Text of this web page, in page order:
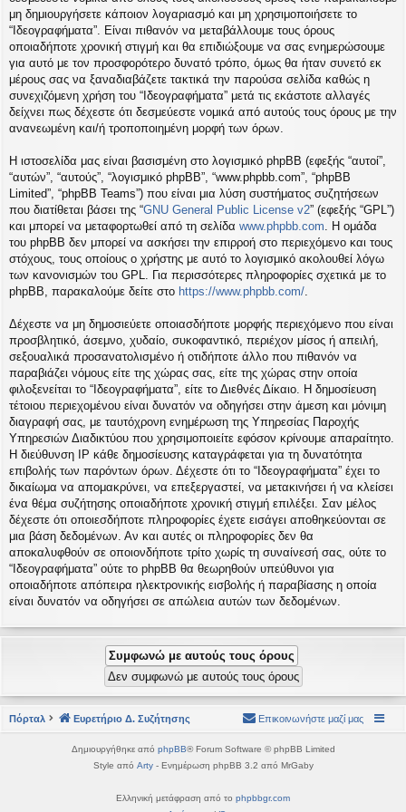
εις
μη δημιουργήσετε κάποιον λογαριασμό και μη χρησιμοποιήσετε το
“Ιδεογραφήματα”. Είναι πιθανόν να μεταβάλλουμε τους όρους
οποιαδήποτε χρονική στιγμή και θα επιδιώξουμε να σας ενημερώσουμε
για αυτό με τον προσφορότερο δυνατό τρόπο, όμως θα ήταν συνετό εκ
μέρους σας να ξαναδιαβάζετε τακτικά την παρούσα σελίδα καθώς η
συνεχιζόμενη χρήση του “Ιδεογραφήματα” μετά τις εκάστοτε αλλαγές
δείχνει πως δέχεστε ότι δεσμεύεστε νομικά από αυτούς τους όρους με την
ανανεωμένη και/ή τροποποιημένη μορφή των όρων.
Η ιστοσελίδα μας είναι βασισμένη στο λογισμικό phpBB (εφεξής “αυτοί”,
“αυτών”, “αυτούς”, “λογισμικό phpBB”, “www.phpbb.com”, “phpBB
Limited”, “phpBB Teams”) που είναι μια λύση συστήματος συζητήσεων
που διατίθεται βάσει της “GNU General Public License v2” (εφεξής “GPL”)
και μπορεί να μεταφορτωθεί από τη σελίδα www.phpbb.com . Η ομάδα
του phpBB δεν μπορεί να ασκήσει την επιρροή στο περιεχόμενο και τους
στόχους, τους οποίους ο χρήστης με αυτό το λογισμικό ακολουθεί λόγω
των κανονισμών του GPL. Για περισσότερες πληροφορίες σχετικά με το
phpBB, παρακαλούμε δείτε στο https://www.phpbb.com/
Δέχεστε να μη δημοσιεύετε οποιασδήποτε μορφής περιεχόμενο που είναι
προσβλητικό, άσεμνο, χυδαίο, συκοφαντικό, περιέχον μίσος ή απειλή,
σεξουαλικά προσανατολισμένο ή οτιδήποτε άλλο που πιθανόν να
παραβιάζει νόμους είτε της χώρας σας, είτε της χώρας στην οποία
φιλοξενείται το “Ιδεογραφήματα”, είτε το Διεθνές Δίκαιο. Η δημοσίευση
τέτοιου περιεχομένου είναι δυνατόν να οδηγήσει στην άμεση και μόνιμη
διαγραφή σας, με ταυτόχρονη ενημέρωση της Υπηρεσίας Παροχής
Υπηρεσιών Διαδικτύου που χρησιμοποιείτε εφόσον κρίνουμε απαραίτητο.
Η διεύθυνση IP κάθε δημοσίευσης καταγράφεται για τη δυνατότητα
επιβολής των παρόντων όρων. Δέχεστε ότι το “Ιδεογραφήματα” έχει το
δικαίωμα να απομακρύνει, να επεξεργαστεί, να μετακινήσει ή να κλείσει
ένα θέμα συζήτησης οποιαδήποτε χρονική στιγμή επιλέξει. Σαν μέλος
δέχεστε ότι οποιεσδήποτε πληροφορίες έχετε εισάγει αποθηκεύονται σε
μια βάση δεδομένων. Αν και αυτές οι πληροφορίες δεν θα
αποκαλυφθούν σε οποιονδήποτε τρίτο χωρίς τη συναίνεσή σας, ούτε το
“Ιδεογραφήματα” ούτε το phpBB θα θεωρηθούν υπεύθυνοι για
οποιαδήποτε απόπειρα ηλεκτρονικής εισβολής ή παραβίασης η οποία
είναι δυνατόν να οδηγήσει σε απώλεια αυτών των δεδομένων.
Πόρταλ Ευρετήριο Δ. Συζήτησης Επικοινωνήστε μαζί μας
Δημιουργήθηκε από phpBB® Forum Software © phpBB Limited
Style από Arty- Ενημέρωση phpBB 3.2 από MrGaby
Ελληνική μετάφραση από το phpbbgr.com